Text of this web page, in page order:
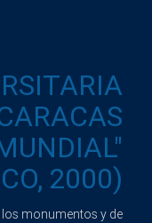
2000)
monumentos y de